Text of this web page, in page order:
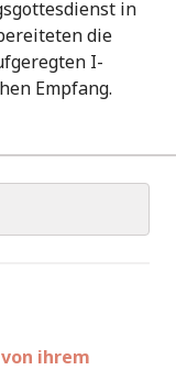
in
die
I-
Empfang.
ihrem